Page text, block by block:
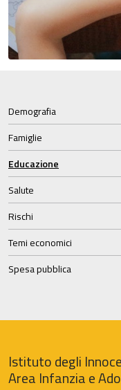
Demografia
Famiglie
Educazione
Salute
Rischi
Temi economici
Spesa pubblica
Istituto degli
Area Infanzia e